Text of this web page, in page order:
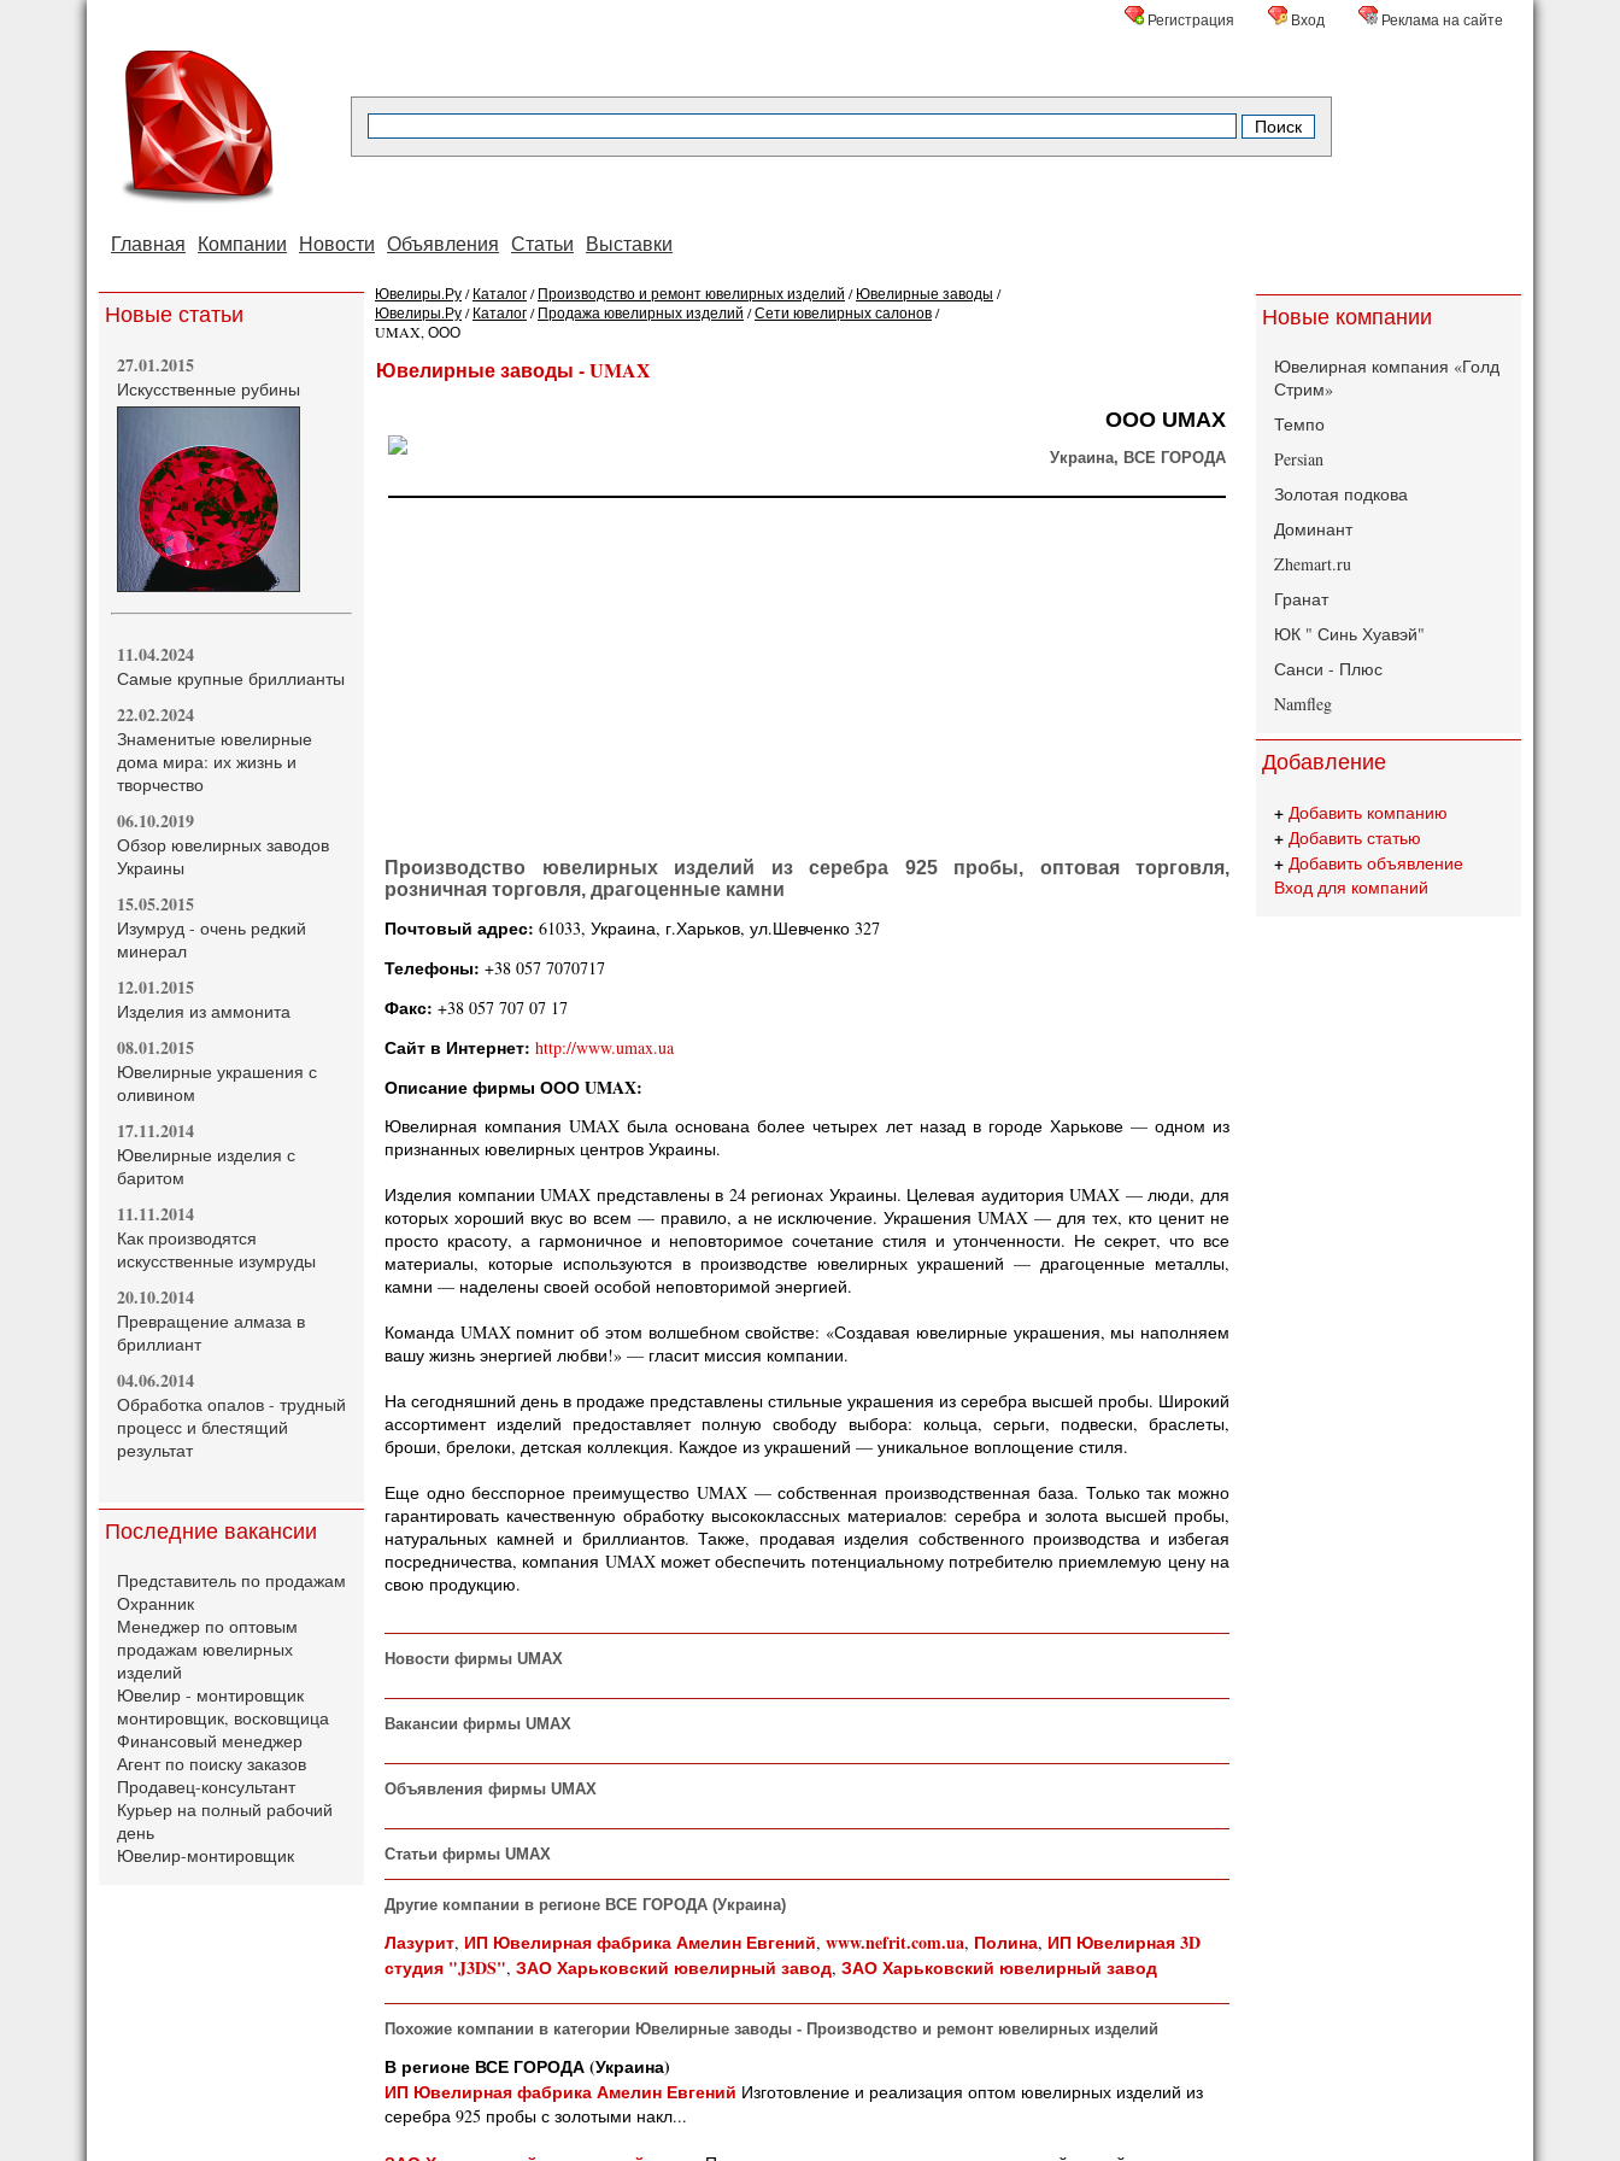
Регистрация Вход Реклама на сайте
Главная Компании Новости Объявления Статьи Выставки
Новые статьи
27.01.2015
Искусственные рубины
11.04.2024
Самые крупные бриллианты
22.02.2024
Знаменитые ювелирные
дома мира: их жизнь и
творчество
06.10.2019
Обзор ювелирных заводов
Украины
15.05.2015
Изумруд - очень редкий
минерал
12.01.2015
Изделия из аммонита
08.01.2015
Ювелирные украшения с
оливином
17.11.2014
Ювелирные изделия с
баритом
11.11.2014
Как производятся
искусственные изумруды
20.10.2014
Превращение алмаза в
бриллиант
04.06.2014
Обработка опалов - трудный
процесс и блестящий
результат
Последние вакансии
Представитель по продажам
Охранник
Менеджер по оптовым
продажам ювелирных
изделий
Ювелир - монтировщик
монтировщик, восковщица
Финансовый менеджер
Агент по поиску заказов
Продавец-консультант
Курьер на полный рабочий
день
Ювелир-монтировщик
Ювелиры.Ру/Каталог/Производство и ремонт ювелирных изделий /Ювелирные заводы /
Ювелиры.Ру/Каталог/Продажа ювелирных изделий /Сети ювелирных салонов/
UMAX, ООО
Ювелирные заводы - UMAX
ООО UMAX
Украина, ВСЕ ГОРОДА
Производство ювелирных изделий из серебра 925 пробы, оптовая торговля,
розничная торговля, драгоценные камни
Почтовый адрес: 61033, Украина, г.Харьков, ул.Шевченко 327
Телефоны: +38 057 7070717
Факс: +38 057 707 07 17
Сайт в Интернет: http://www.umax.ua
Описание фирмы ООО UMAX:
Ювелирная компания UMAX была основана более четырех лет назад в городе Харькове — одном из
признанных юве­лирных центров Украины.
Изделия компании UMAX представ­лены в 24 регионах Украины. Целевая аудитория UMAX — люди, для
которых хороший вкус во всем — правило, а не исключение. Украшения UMAX — для тех, кто ценит не
просто красоту, а гар­моничное и неповторимое сочетание стиля и утонченности. Не секрет, что все
материалы, которые используются в производстве ювелирных украшений — драгоценные металлы,
камни — наделены своей осо­бой неповторимой энергией.
Команда UMAX помнит об этом волшебном свойстве: «Создавая ювелирные украшения, мы наполняем
вашу жизнь энергией любви!» — гласит миссия компании.
На сегодняшний день в продаже представлены стильные украшения из серебра высшей пробы. Широкий
ассортимент изделий предоставляет полную свободу выбора: кольца, серьги, подвески, браслеты,
броши, брелоки, детская коллекция. Каждое из украшений — уникальное воплощение стиля.
Еще одно бесспорное преимущество UMAX — собственная производственная база. Только так можно
гарантировать качественную обработку высококлассных материалов: серебра и золота высшей пробы,
натуральных камней и бриллиантов. Также, продавая изделия собственного производства и избегая
посредничества, компания UMAX может обеспечить потенциальному потребителю приемлемую цену на
свою продукцию.
Новости фирмы UMAX
Вакансии фирмы UMAX
Объявления фирмы UMAX
Статьи фирмы UMAX
Другие компании в регионе ВСЕ ГОРОДА (Украина)
Лазурит, ИП Ювелирная фабрика Амелин Евгений, www.nefrit.com.ua, Полина, ИП Ювелирная 3D
студия "J3DS", ЗАО Харьковский ювелирный завод, ЗАО Харьковский ювелирный завод
Похожие компании в категории Ювелирные заводы - Производство и ремонт ювелирных изделий
В регионе ВСЕ ГОРОДА (Украина)
ИП Ювелирная фабрика Амелин Евгений Изготовление и реализация оптом ювелирных изделий из
серебра 925 пробы с золотыми накл...
Новые компании
Ювелирная компания «Голд
Стрим»
Темпо
Persian
Золотая подкова
Доминант
Zhemart.ru
Гранат
ЮК " Синь Хуавэй"
Санси - Плюс
Namfleg
Добавление
+ Добавить компанию
+ Добавить статью
+ Добавить объявление
Вход для компаний